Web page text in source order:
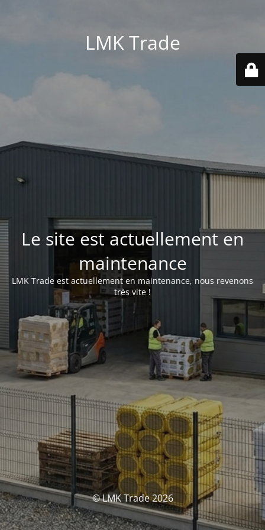
LMK Trade
Le site est actuellement en
maintenance
LMK Trade est actuellement en maintenance, nous revenons
très vite !
© LMK Trade 2026